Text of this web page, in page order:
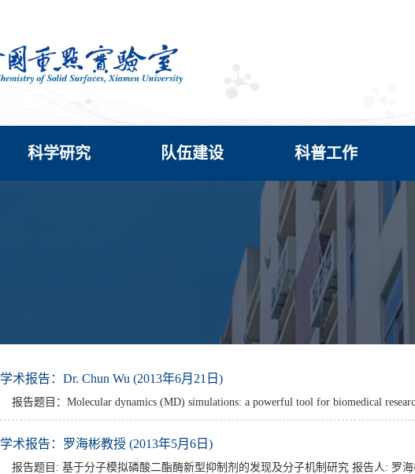
科学研究 队伍建设 科普工作
学术报告：Dr. Chun Wu (2013年6月21日)
报告题目：Molecular dynamics (MD) simulations: a powerful tool for biomedical
学术报告：罗海彬教授 (2013年5月6日)
报告题目: 基于分子模拟磷酸二酯酶新型抑制剂的发现及分子机制研究 报告人: 罗海